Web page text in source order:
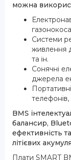
можна
Системи
живлення
та ін.
Сонячні
джерела
BMS
балансир,
ефективність
літієвих
Плати SMART